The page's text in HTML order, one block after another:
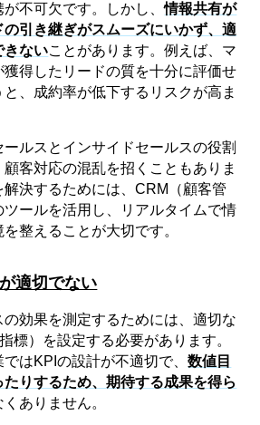
不可欠です。しかし、情報共有が
引き継ぎがスムーズにいかず、適
きないことがあります。例えば、マ
得したリードの質を十分に評価せ
、成約率が低下するリスクが高ま
ルスとインサイドセールスの役割
客対応の混乱を招くこともありま
決するためには、CRM（顧客管
ールを活用し、リアルタイムで情
整えることが大切です。
適切でない
効果を測定するためには、適切な
標）を設定する必要があります。
ではKPIの設計が不適切で、数値目
りするため、期待する成果を得ら
くありません。